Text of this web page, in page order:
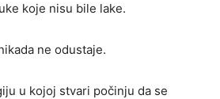
koje nisu bile lake.
ne odustaje.
u kojoj stvari počinju da se